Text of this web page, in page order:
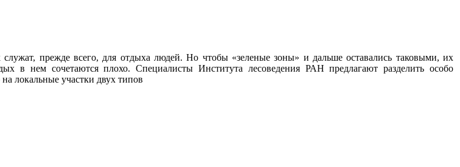
прежде всего, для отдыха людей. Но чтобы «зеленые зоны» и дальше оставались таковыми, их
в нем сочетаются плохо. Специалисты Института лесоведения РАН предлагают разделить особо
локальные участки двух типов